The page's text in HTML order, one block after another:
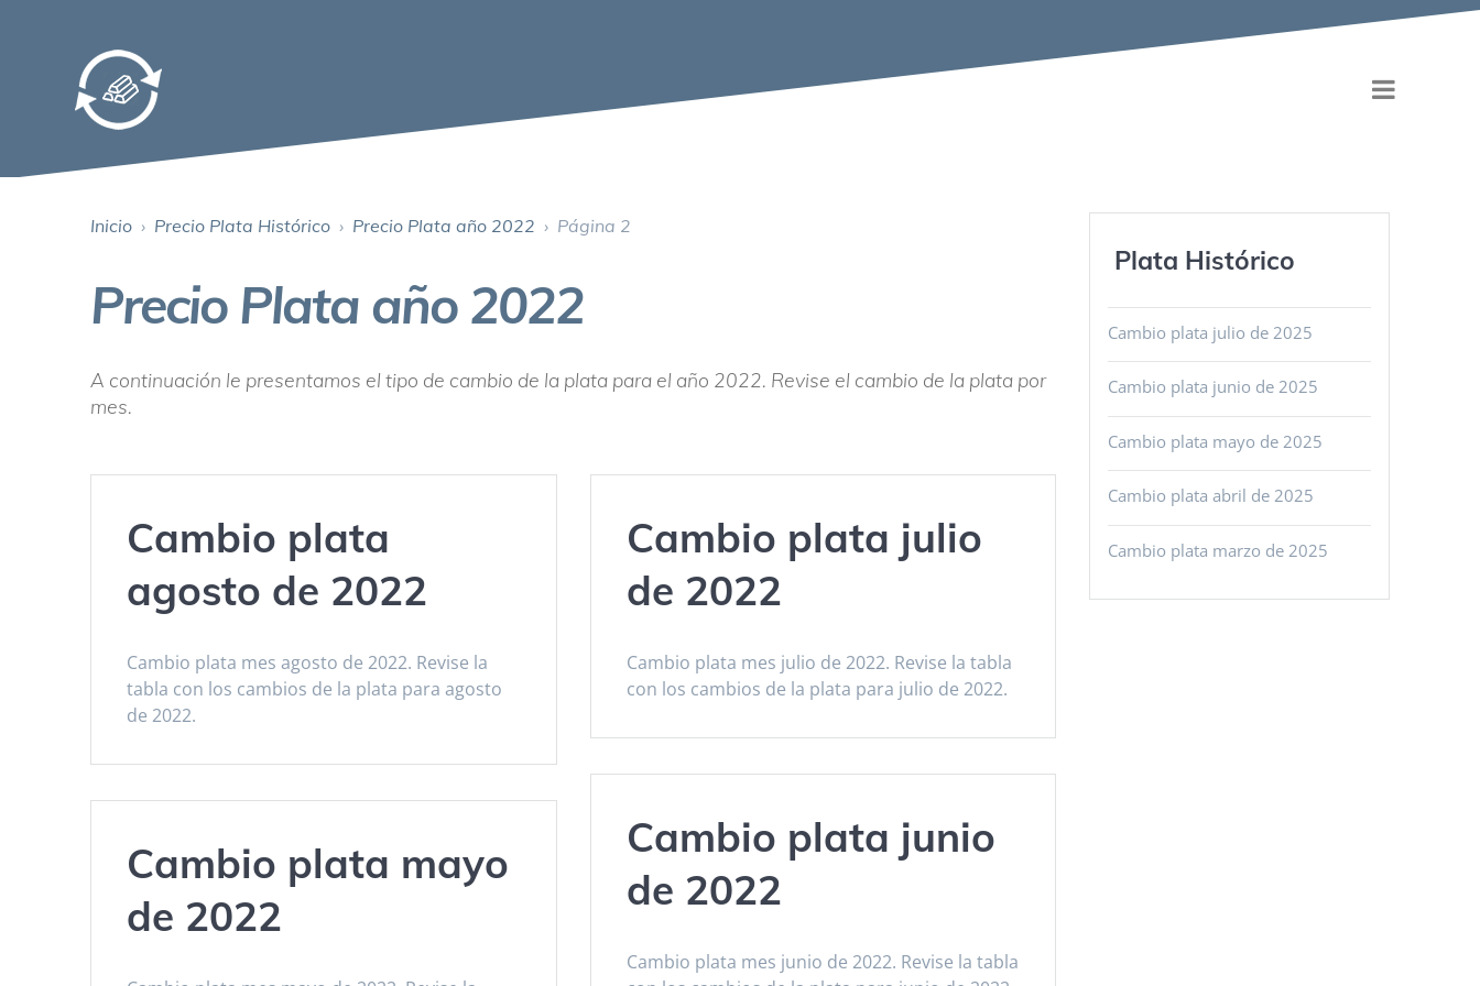
Inicio › Precio Plata Histórico › Precio Plata año 2022 › Página 2
Precio Plata año 2022
A continuación le presentamos el tipo de cambio de la plata para el año 2022. Revise el cambio de la plata por
mes.
Cambio plata
agosto de 2022
Cambio plata mes agosto de 2022. Revise la
tabla con los cambios de la plata para agosto
de 2022.
Cambio plata julio
de 2022
Cambio plata mes julio de 2022. Revise la tabla
con los cambios de la plata para julio de 2022.
Cambio plata junio
de 2022
Cambio plata mes junio de 2022. Revise la tabla
Cambio plata mayo
de 2022
Plata Histórico
Cambio plata julio de 2025
Cambio plata junio de 2025
Cambio plata mayo de 2025
Cambio plata abril de 2025
Cambio plata marzo de 2025